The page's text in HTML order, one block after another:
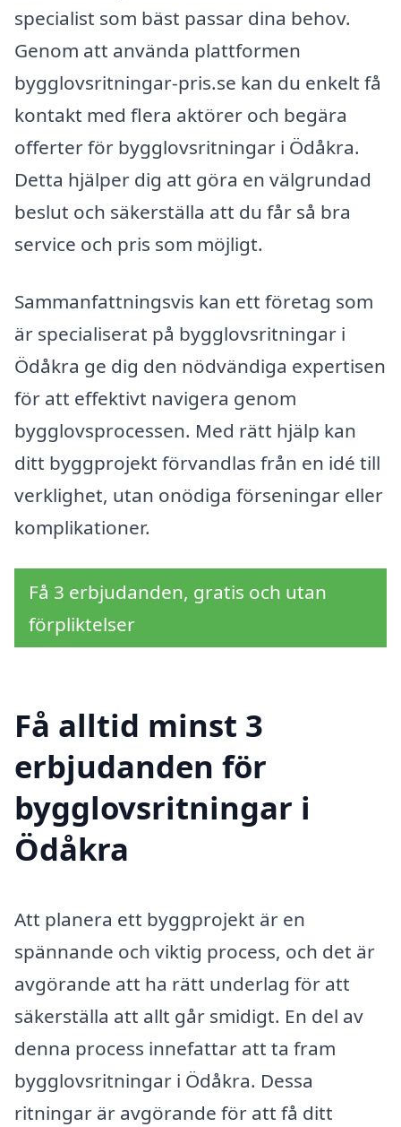
specialist som bäst passar dina behov.
Genom att använda plattformen
bygglovsritningar-pris.se kan du enkelt få
kontakt med flera aktörer och begära
offerter för bygglovsritningar i Ödåkra.
Detta hjälper dig att göra en välgrundad
beslut och säkerställa att du får så bra
service och pris som möjligt.
Sammanfattningsvis kan ett företag som
är specialiserat på bygglovsritningar i
Ödåkra ge dig den nödvändiga expertisen
för att effektivt navigera genom
bygglovsprocessen. Med rätt hjälp kan
ditt byggprojekt förvandlas från en idé till
verklighet, utan onödiga förseningar eller
komplikationer.
Få 3 erbjudanden, gratis och utan
förpliktelser
Få alltid minst 3
erbjudanden för
bygglovsritningar i
Ödåkra
Att planera ett byggprojekt är en
spännande och viktig process, och det är
avgörande att ha rätt underlag för att
säkerställa att allt går smidigt. En del av
denna process innefattar att ta fram
bygglovsritningar i Ödåkra. Dessa
ritningar är avgörande för att få ditt